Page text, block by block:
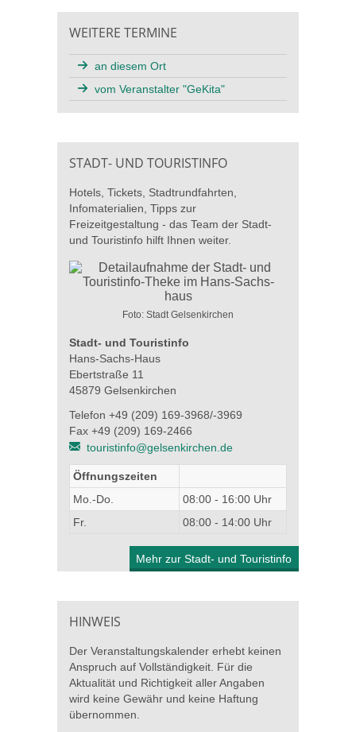
WEITERE TERMINE
an diesem Ort
vom Veranstalter "GeKita"
STADT- UND TOURISTINFO
Hotels, Tickets, Stadtrundfahrten,
Infomaterialien, Tipps zur
Freizeitgestaltung - das Team der Stadt-
und Touristinfo hilft Ihnen weiter.
Foto: Stadt Gelsenkirchen
Stadt- und Touristinfo
Hans-Sachs-Haus
Ebertstraße 11
45879 Gelsenkirchen
Telefon +49 (209) 169-3968/-3969
Fax +49 (209) 169-2466
touristinfo@gelsenkirchen.de
Öffnungszeiten
Mo.-Do.
08:00 - 16:00 Uhr
Fr.
08:00 - 14:00 Uhr
Mehr zur Stadt- und Touristinfo
HINWEIS
Der Veranstaltungskalender erhebt keinen
Anspruch auf Vollständigkeit. Für die
Aktualität und Richtigkeit aller Angaben
wird keine Gewähr und keine Haftung
übernommen.